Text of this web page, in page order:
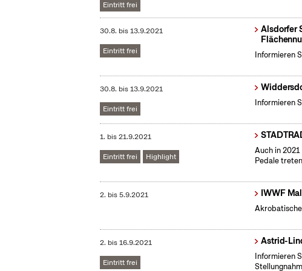
Eintritt frei
30.8. bis13.9.2021
Eintritt frei
Alsdorfer
Informieren
30.8. bis13.9.2021
Eintritt frei
Informieren
1. bis21.9.2021
Eintritt frei Highlight
Auch in
Pedale
2. bis5.9.2021 IWWF
2. bis16.9.2021
Eintritt frei
Astrid-
Informieren